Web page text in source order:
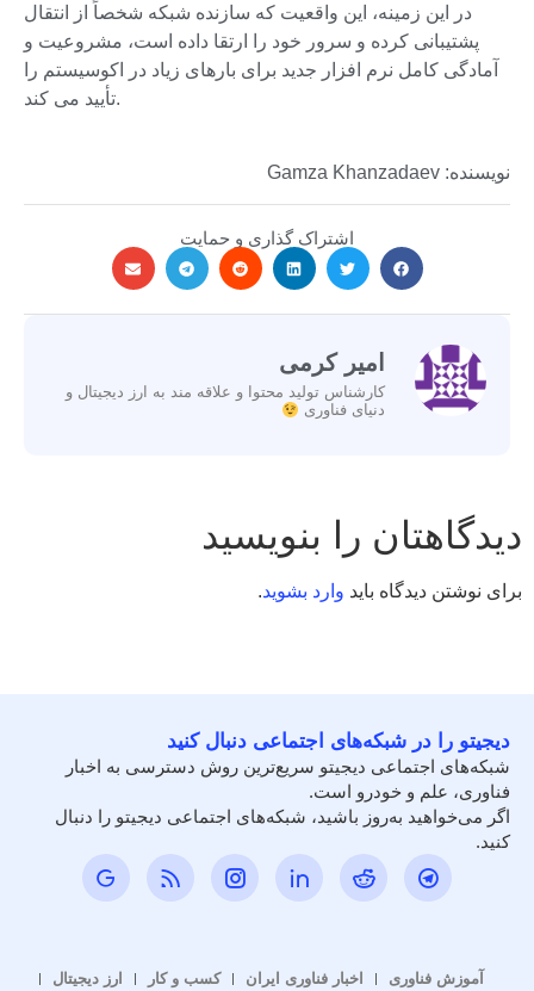
در این زمینه، این واقعیت که سازنده شبکه شخصاً از انتقال
پشتیبانی کرده و سرور خود را ارتقا داده است، مشروعیت و
آمادگی کامل نرم افزار جدید برای بارهای زیاد در اکوسیستم را
تأیید می کند.
نویسنده: Gamza Khanzadaev
اشتراک گذاری و حمایت
امیر کرمی
کارشناس تولید محتوا و علاقه مند به ارز دیجیتال و
دنیای فناوری
دیدگاهتان را بنویسید
برای نوشتن دیدگاه باید وارد بشوید.
دیجیتو را در شبکه‌های اجتماعی دنبال کنید
شبکه‌های اجتماعی دیجیتو سریع‌ترین روش دسترسی به اخبار
فناوری، علم و خودرو است.
اگر می‌خواهید به‌روز باشید، شبکه‌های اجتماعی دیجیتو را دنبال
کنید.
آموزش فناوری اخبار فناوری ایران کسب و کار ارز دیجیتال